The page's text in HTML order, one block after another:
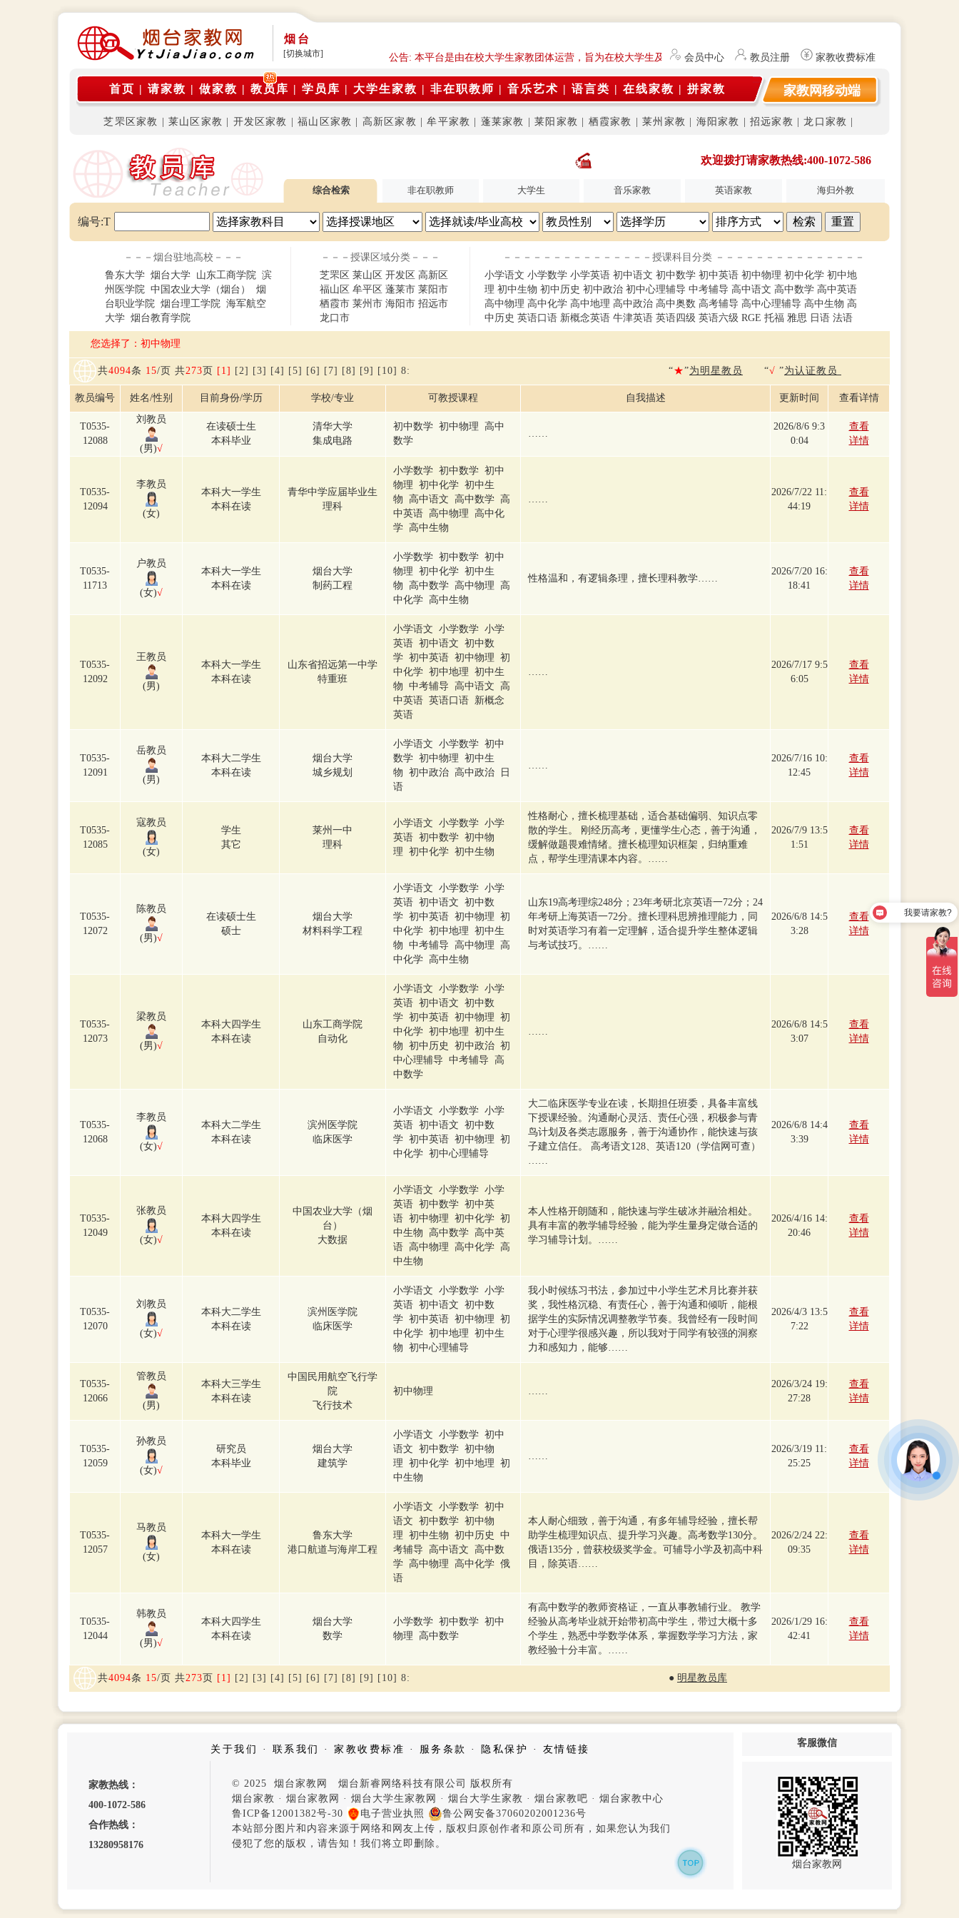
烟台
[切换城市] 公告: 本平台是由在校大学生家教团体运营，旨为在校大学生及研究生（持有教师资格证）提供勤工俭学、社会实践兼职信息的
会员中心 教员注册 家教收费标准
首页 | 请家教 | 做家教 | 教员库 | 学员库 | 大学生家教 | 非在职教师 | 音乐艺术 | 语言类 | 在线家教 | 拼家教 家教网移动端
芝罘区家教 莱山区家教 开发区家教 |福山区家教 高新区家教 |牟平家教 蓬莱家教 |莱阳家教 栖霞家教 |莱州家教 海阳家教 招远家教 |龙口家教
欢迎拨打请家教热线:400-1072-586
综合检索 非在职教师 大学生 音乐家教 英语家教 海归外教
编号:T
－－－烟台驻地高校－－－
鲁东大学 烟台大学 山东工商学院 滨
州医学院 中国农业大学（烟台）
烟
台职业学院 烟台理工学院 海军航空
大学 烟台教育学院
－－－授课区域分类－－－
芝罘区 莱山区 开发区 高新区
福山区 牟平区 蓬莱市 莱阳市
栖霞市 莱州市 海阳市 招远市
龙口市
－－－－－－－－－－－－－－－授课科目分类 －－－－－－－－－－－－－－－
小学语文 小学数学 小学英语 初中语文 初中数学 初中英语 初中物理 初中化学 初中地
理 初中生物 初中历史 初中政治 初中心理辅导 中考辅导 高中语文 高中数学 高中英语
高中物理 高中化学 高中地理 高中政治 高中奥数 高考辅导 高中心理辅导 高中生物 高
中历史 英语口语 新概念英语 牛津英语 英语四级 英语六级 RGE 托福 雅思 日语 法语
您选择了：初中物理
共4094条 15/页 共273页 [1] [2] [3] [4] [5] [6] [7] [8] [9] [10] 8: “★”为明星教员 “√ ”为认证教员
教员编号 姓名/性别 目前身份/学历 学校/专业 可教授课程 自我描述 更新时间 查看详情
T0535-
12088
刘教员
(男)√
在读硕士生
本科毕业
清华大学
集成电路
初中数学 初中物理 高中
数学
……
2026/8/6 9:3
0:04
查看
详情
T0535-
12094
李教员
(女)
本科大一学生
本科在读
青华中学应届毕业生
理科
小学数学 初中数学 初中
物理 初中化学 初中生
物 高中语文 高中数学 高
中英语 高中物理 高中化
学 高中生物
……
2026/7/22 11:
44:19
查看
详情
T0535-
11713
户教员
(女)√
本科大一学生
本科在读
烟台大学
制药工程
小学数学 初中数学 初中
物理 初中化学 初中生
物 高中数学 高中物理 高
中化学 高中生物
性格温和，有逻辑条理，擅长理科教学……
2026/7/20 16:
18:41
查看
详情
T0535-
12092
王教员
(男)
本科大一学生
本科在读
山东省招远第一中学
特重班
小学语文 小学数学 小学
英语 初中语文 初中数
学 初中英语 初中物理 初
中化学 初中地理 初中生
物 中考辅导 高中语文 高
中英语 英语口语 新概念
英语
……
2026/7/17 9:5
6:05
查看
详情
T0535-
12091
岳教员
(男)
本科大二学生
本科在读
烟台大学
城乡规划
小学语文 小学数学 初中
数学 初中物理 初中生
物 初中政治 高中政治 日
语
……
2026/7/16 10:
12:45
查看
详情
T0535-
12085
寇教员
(女)
学生
其它
莱州一中
理科
小学语文 小学数学 小学
英语 初中数学 初中物
理 初中化学 初中生物
性格耐心，擅长梳理基础，适合基础偏弱、知识点零
散的学生。 刚经历高考，更懂学生心态，善于沟通，
缓解做题畏难情绪。擅长梳理知识框架，归纳重难
点，帮学生理清课本内容。……
2026/7/9 13:5
1:51
查看
详情
T0535-
12072
陈教员
(男)√
在读硕士生
硕士
烟台大学
材料科学工程
小学语文 小学数学 小学
英语 初中语文 初中数
学 初中英语 初中物理 初
中化学 初中地理 初中生
物 中考辅导 高中物理 高
中化学 高中生物
山东19高考理综248分；23年考研北京英语一72分；24
年考研上海英语一72分。擅长理科思辨推理能力，同
时对英语学习有着一定理解，适合提升学生整体逻辑
与考试技巧。……
2026/6/8 14:5
3:28
查看
详情
T0535-
12073
梁教员
(男)√
本科大四学生
本科在读
山东工商学院
自动化
小学语文 小学数学 小学
英语 初中语文 初中数
学 初中英语 初中物理 初
中化学 初中地理 初中生
物 初中历史 初中政治 初
中心理辅导 中考辅导 高
中数学
……
2026/6/8 14:5
3:07
查看
详情
T0535-
12068
李教员
(女)√
本科大二学生
本科在读
滨州医学院
临床医学
小学语文 小学数学 小学
英语 初中语文 初中数
学 初中英语 初中物理 初
中化学 初中心理辅导
大二临床医学专业在读，长期担任班委，具备丰富线
下授课经验。沟通耐心灵活、责任心强，积极参与青
鸟计划及各类志愿服务，善于沟通协作，能快速与孩
子建立信任。 高考语文128、英语120（学信网可查）
……
2026/6/8 14:4
3:39
查看
详情
T0535-
12049
张教员
(女)√
本科大四学生
本科在读
中国农业大学（烟
台）
大数据
小学语文 小学数学 小学
英语 初中数学 初中英
语 初中物理 初中化学 初
中生物 高中数学 高中英
语 高中物理 高中化学 高
中生物
本人性格开朗随和，能快速与学生破冰并融洽相处。
具有丰富的教学辅导经验，能为学生量身定做合适的
学习辅导计划。……
2026/4/16 14:
20:46
查看
详情
T0535-
12070
刘教员
(女)√
本科大二学生
本科在读
滨州医学院
临床医学
小学语文 小学数学 小学
英语 初中语文 初中数
学 初中英语 初中物理 初
中化学 初中地理 初中生
物 初中心理辅导
我小时候练习书法，参加过中小学生艺术月比赛并获
奖，我性格沉稳、有责任心，善于沟通和倾听，能根
据学生的实际情况调整教学节奏。我曾经有一段时间
对于心理学很感兴趣，所以我对于同学有较强的洞察
力和感知力，能够……
2026/4/3 13:5
7:22
查看
详情
T0535-
12066
管教员
(男)
本科大三学生
本科在读
中国民用航空飞行学
院
飞行技术
初中物理 ……
2026/3/24 19:
27:28
查看
详情
T0535-
12059
孙教员
(女)√
研究员
本科毕业
烟台大学
建筑学
小学语文 小学数学 初中
语文 初中数学 初中物
理 初中化学 初中地理 初
中生物
……
2026/3/19 11:
25:25
查看
详情
T0535-
12057
马教员
(女)
本科大一学生
本科在读
鲁东大学
港口航道与海岸工程
小学语文 小学数学 初中
语文 初中数学 初中物
理 初中生物 初中历史 中
考辅导 高中语文 高中数
学 高中物理 高中化学 俄
语
本人耐心细致，善于沟通，有多年辅导经验，擅长帮
助学生梳理知识点、提升学习兴趣。高考数学130分。
俄语135分，曾获校级奖学金。可辅导小学及初高中科
目，除英语……
2026/2/24 22:
09:35
查看
详情
T0535-
12044
韩教员
(男)√
本科大四学生
本科在读
烟台大学
数学
小学数学 初中数学 初中
物理 高中数学
有高中数学的教师资格证，一直从事教辅行业。 教学
经验从高考毕业就开始带初高中学生，带过大概十多
个学生，熟悉中学数学体系，掌握数学学习方法，家
教经验十分丰富。……
2026/1/29 16:
42:41
查看
详情
共4094条 15/页 共273页 [1] [2] [3] [4] [5] [6] [7] [8] [9] [10] 8: ● 明星教员库
关于我们 · 联系我们 ·家教收费标准 · 服务条款 · 隐私保护 · 友情链接
家教热线：
400-1072-586
合作热线：
13280958176
© 2025 烟台家教网 烟台新睿网络科技有限公司 版权所有
烟台家教 · 烟台家教网 · 烟台大学生家教网 · 烟台大学生家教 · 烟台家教吧 · 烟台家教中心
鲁ICP备12001382号-30
电子营业执照
鲁公网安备37060202001236号
本站部分图片和内容来源于网络和网友上传，版权归原创作者和原公司所有，如果您认为我们
侵犯了您的版权，请告知！我们将立即删除。
客服微信
烟台家教网
我要请家教?